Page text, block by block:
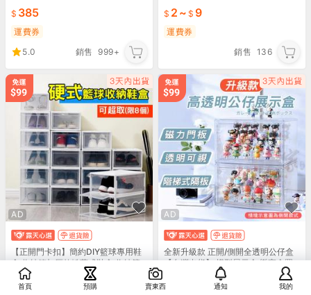
385
運費券
5.0
銷售 999+
2 ~ 9
運費券
銷售 136
AD
【正開門卡扣】簡約DIY籃球專用鞋
盒 收納箱加厚款掀蓋式鞋盒 收納籃
鞋盒 鞋子置物櫃/抽屜櫃/抽屜整理收
納115
AD
全新升級款 正開/側開全透明公仔盒
【台灣出貨】 模型展示盒 樂高盒置
物盒 公仔展示盒 收納盒 P051T P07
0T
369
首頁 預購 賣東西 通知 我的